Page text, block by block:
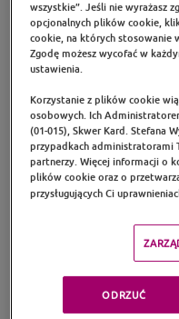
tłuszczowych, ponieważ
w pokarmie. Powinno
tłuszczowych typu
i dostarczać
mózgu i narządu
ZRÓŻNICOWANA
Dieta kobiety karmiącej
i urozmaicona. Posiłki
produkty nabiałowe,
makrela królewska,
w ograniczonych
roślinne. Karmiąca
wszystkie”. Jeśli nie wyrażasz
opcjonalnych plików cookie,
cookie, na których stosowanie
Zgodę możesz wycofać w
ustawienia.
Korzystanie z plików cookie
osobowych. Ich
(01-015), Skwer Kard. Stefana
przypadkach administratorami
partnerzy. Więcej informacji o
plików cookie oraz o
przysługujących Ci
ODRZUĆ